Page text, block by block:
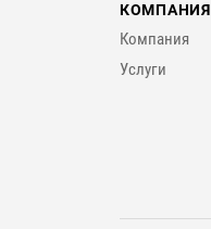
КОМПАНИЯ
Компания
Услуги